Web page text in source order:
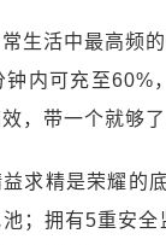
生活中最高频
钟内可充至60%
，带一个就够了
求精是荣耀的
；拥有5重安